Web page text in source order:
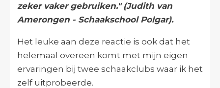
zeker vaker gebruiken." (Judith van
Amerongen - Schaakschool Polgar).
Het leuke aan deze reactie is ook dat het
helemaal overeen komt met mijn eigen
ervaringen bij twee schaakclubs waar ik het
zelf uitprobeerde.